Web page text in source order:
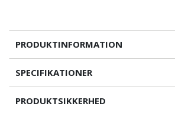
PRODUKTINFORMATION
SPECIFIKATIONER
PRODUKTSIKKERHED